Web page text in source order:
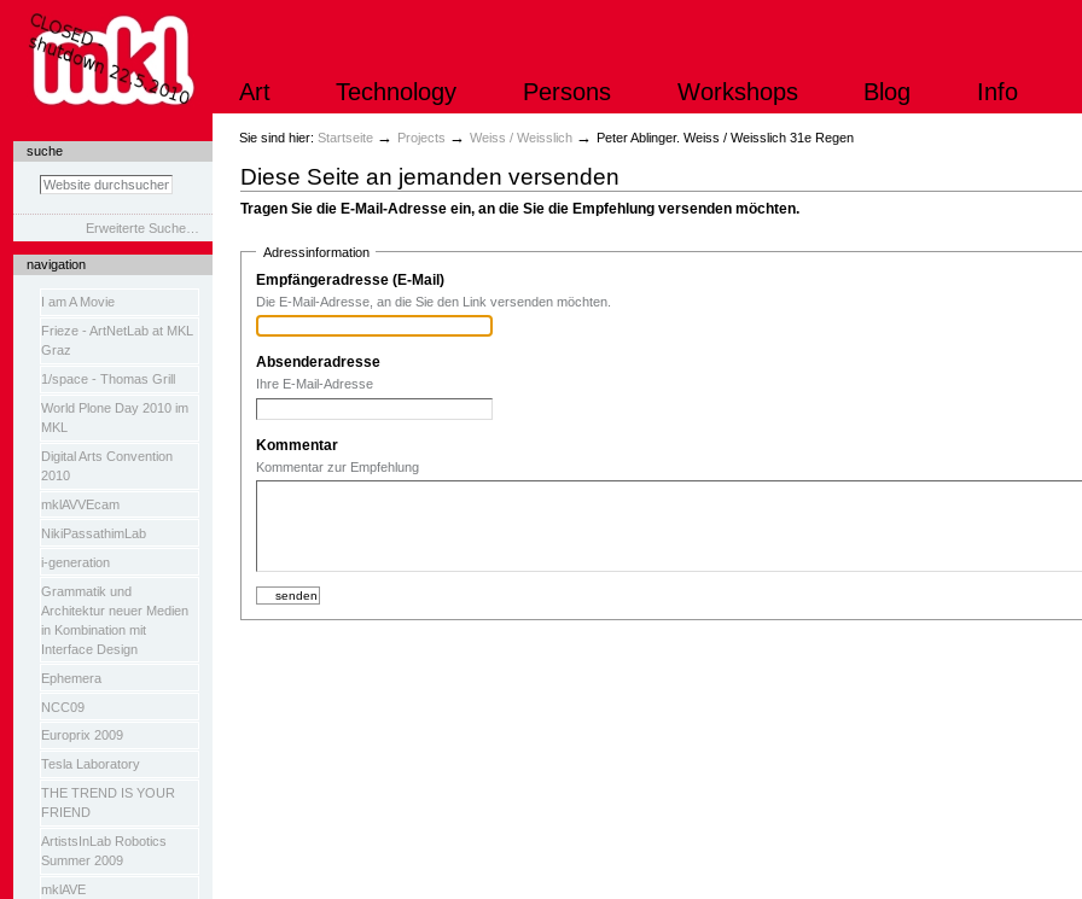
Inhalt
Art Technology Persons Workshops Blog Info
suche
Erweiterte Suche…
navigation
I am A Movie
Frieze - ArtNetLab at MKL
Graz
1/space - Thomas Grill
World Plone Day 2010 im
MKL
Digital Arts Convention
2010
mklAVVEcam
NikiPassathimLab
i-generation
Grammatik und
Architektur neuer Medien
in Kombination mit
Interface Design
Ephemera
NCC09
Europrix 2009
Tesla Laboratory
THE TREND IS YOUR
FRIEND
ArtistsInLab Robotics
Summer 2009
mklAVE
Sie sind hier: Startseite → Projects →Weiss / Weisslich →Peter Ablinger. Weiss / Weisslich 31e Regen
Diese Seite an jemanden versenden
Tragen Sie die E-Mail-Adresse ein, an die Sie die Empfehlung versenden möchten.
Adressinformation
Empfängeradresse (E-Mail)
Die E-Mail-Adresse, an die Sie den Link versenden möchten.
Absenderadresse
Ihre E-Mail-Adresse
Kommentar
Kommentar zur Empfehlung